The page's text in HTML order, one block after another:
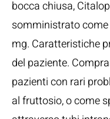
bocca chiusa,
somministrato
mg. Caratteristiche
del paziente.
pazienti con rari
al fruttosio, o come